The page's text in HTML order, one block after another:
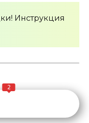
Инструкция
2